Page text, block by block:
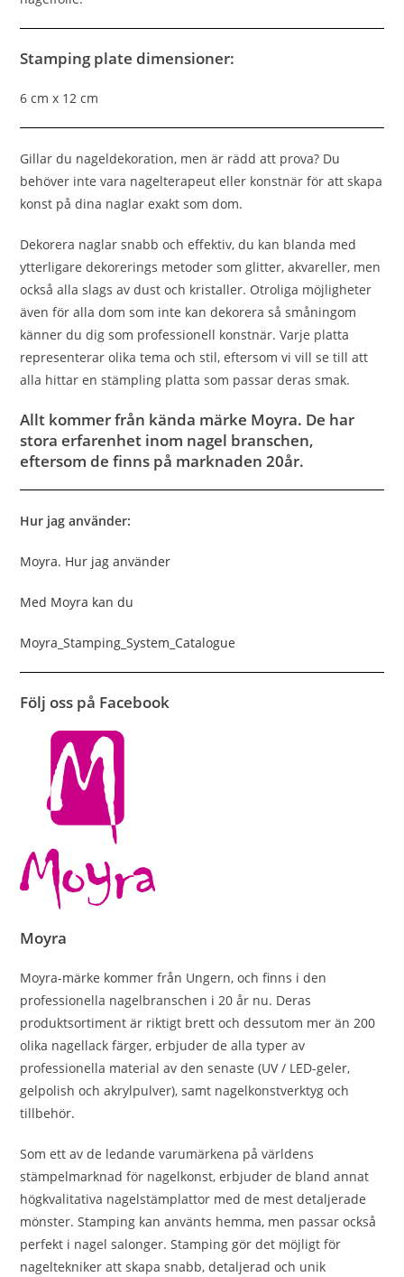
Stamping plate dimensioner:
6 cm x 12 cm
Gillar du nageldekoration, men är rädd att prova? Du
behöver inte vara nagelterapeut eller konstnär för att skapa
konst på dina naglar exakt som dom.
Dekorera naglar snabb och effektiv, du kan blanda med
ytterligare dekorerings metoder som glitter, akvareller, men
också alla slags av dust och kristaller. Otroliga möjligheter
även för alla dom som inte kan dekorera så småningom
känner du dig som professionell konstnär. Varje platta
representerar olika tema och stil, eftersom vi vill se till att
alla hittar en stämpling platta som passar deras smak.
Allt kommer från kända märke Moyra. De har
stora erfarenhet inom nagel branschen,
eftersom de finns på marknaden 20år.
Hur jag använder:
Moyra. Hur jag använder
Med Moyra kan du
Moyra_Stamping_System_Catalogue
Följ oss på Facebook
Moyra
Moyra-märke kommer från Ungern, och finns i den
professionella nagelbranschen i 20 år nu. Deras
produktsortiment är riktigt brett och dessutom mer än 200
olika nagellack färger, erbjuder de alla typer av
professionella material av den senaste (UV / LED-geler,
gelpolish och akrylpulver), samt nagelkonstverktyg och
tillbehör.
Som ett av de ledande varumärkena på världens
stämpelmarknad för nagelkonst, erbjuder de bland annat
högkvalitativa nagelstämplattor med de mest detaljerade
mönster. Stamping kan använts hemma, men passar också
perfekt i nagel salonger. Stamping gör det möjligt för
nageltekniker att skapa snabb, detaljerad och unik